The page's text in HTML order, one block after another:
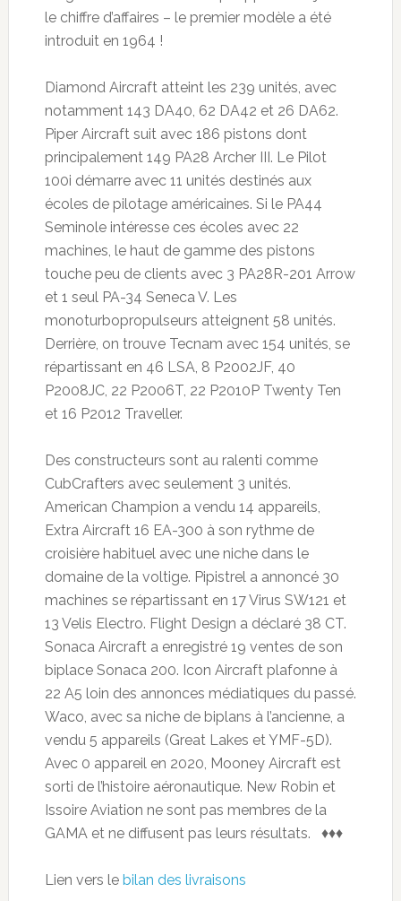
le chiffre d’affaires – le premier modèle a été
introduit en 1964 !
Diamond Aircraft atteint les 239 unités, avec
notamment 143 DA40, 62 DA42 et 26 DA62.
Piper Aircraft suit avec 186 pistons dont
principalement 149 PA28 Archer III. Le Pilot
100i démarre avec 11 unités destinés aux
écoles de pilotage américaines. Si le PA44
Seminole intéresse ces écoles avec 22
machines, le haut de gamme des pistons
touche peu de clients avec 3 PA28R-201 Arrow
et 1 seul PA-34 Seneca V. Les
monoturbopropulseurs atteignent 58 unités.
Derrière, on trouve Tecnam avec 154 unités, se
répartissant en 46 LSA, 8 P2002JF, 40
P2008JC, 22 P2006T, 22 P2010P Twenty Ten
et 16 P2012 Traveller.
Des constructeurs sont au ralenti comme
CubCrafters avec seulement 3 unités.
American Champion a vendu 14 appareils,
Extra Aircraft 16 EA-300 à son rythme de
croisière habituel avec une niche dans le
domaine de la voltige. Pipistrel a annoncé 30
machines se répartissant en 17 Virus SW121 et
13 Velis Electro. Flight Design a déclaré 38 CT.
Sonaca Aircraft a enregistré 19 ventes de son
biplace Sonaca 200. Icon Aircraft plafonne à
22 A5 loin des annonces médiatiques du passé.
Waco, avec sa niche de biplans à l’ancienne, a
vendu 5 appareils (Great Lakes et YMF-5D).
Avec 0 appareil en 2020, Mooney Aircraft est
sorti de l’histoire aéronautique. New Robin et
Issoire Aviation ne sont pas membres de la
GAMA et ne diffusent pas leurs résultats. ♦♦♦
Lien vers le bilan des livraisons